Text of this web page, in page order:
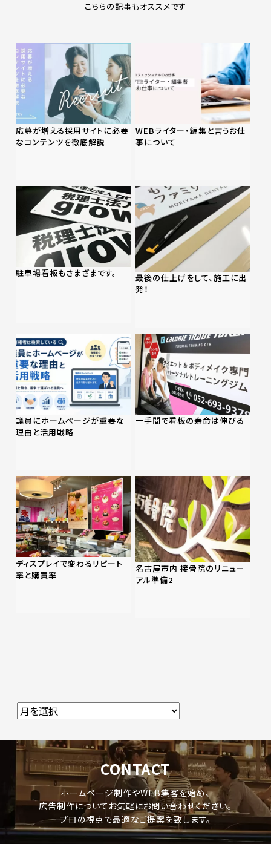
こちらの記事もオススメです
応募が増える採用サイトに必要
なコンテンツを徹底解説
WEBライター・編集と言うお仕
事について
駐車場看板もさまざまです。
最後の仕上げをして、施工に出
発！
議員にホームページが重要な
理由と活用戦略
一手間で看板の寿命は伸びる
ディスプレイで変わるリピート
率と購買率
名古屋市内 接骨院のリニュー
アル準備2
CONTACT
ホームページ制作やWEB集客を始め、
広告制作についてお気軽にお問い合わせください。
プロの視点で最適なご提案を致します。